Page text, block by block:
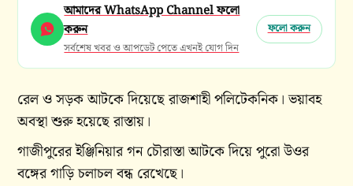
আমাদের WhatsApp Channel ফলো
করুন
সর্বশেষ খবর ও আপডেট পেতে এখনই যোগ দিন
ফলো করুন
রেল ও সড়ক আটকে দিয়েছে রাজশাহী পলিটেকনিক। ভয়াবহ
অবস্থা শুরু হয়েছে রাস্তায়।
গাজীপুরের ইঞ্জিনিয়ার গন চৌরাস্তা আটকে দিয়ে পুরো উওর
বঙ্গের গাড়ি চলাচল বন্ধ রেখেছে।